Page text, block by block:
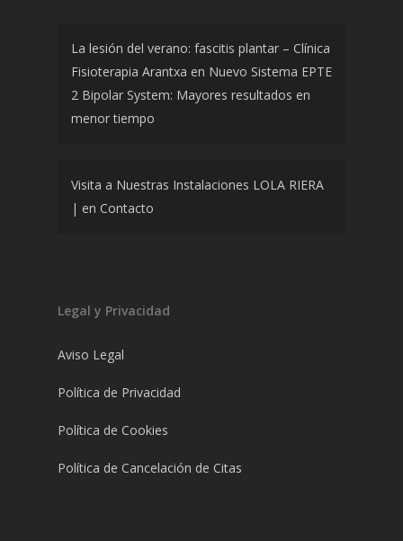
La lesión del verano: fascitis plantar – Clínica
Fisioterapia Arantxa en Nuevo Sistema EPTE
2 Bipolar System: Mayores resultados en
menor tiempo
Visita a Nuestras Instalaciones LOLA RIERA
| en Contacto
Legal y Privacidad
Aviso Legal
Política de Privacidad
Política de Cookies
Política de Cancelación de Citas